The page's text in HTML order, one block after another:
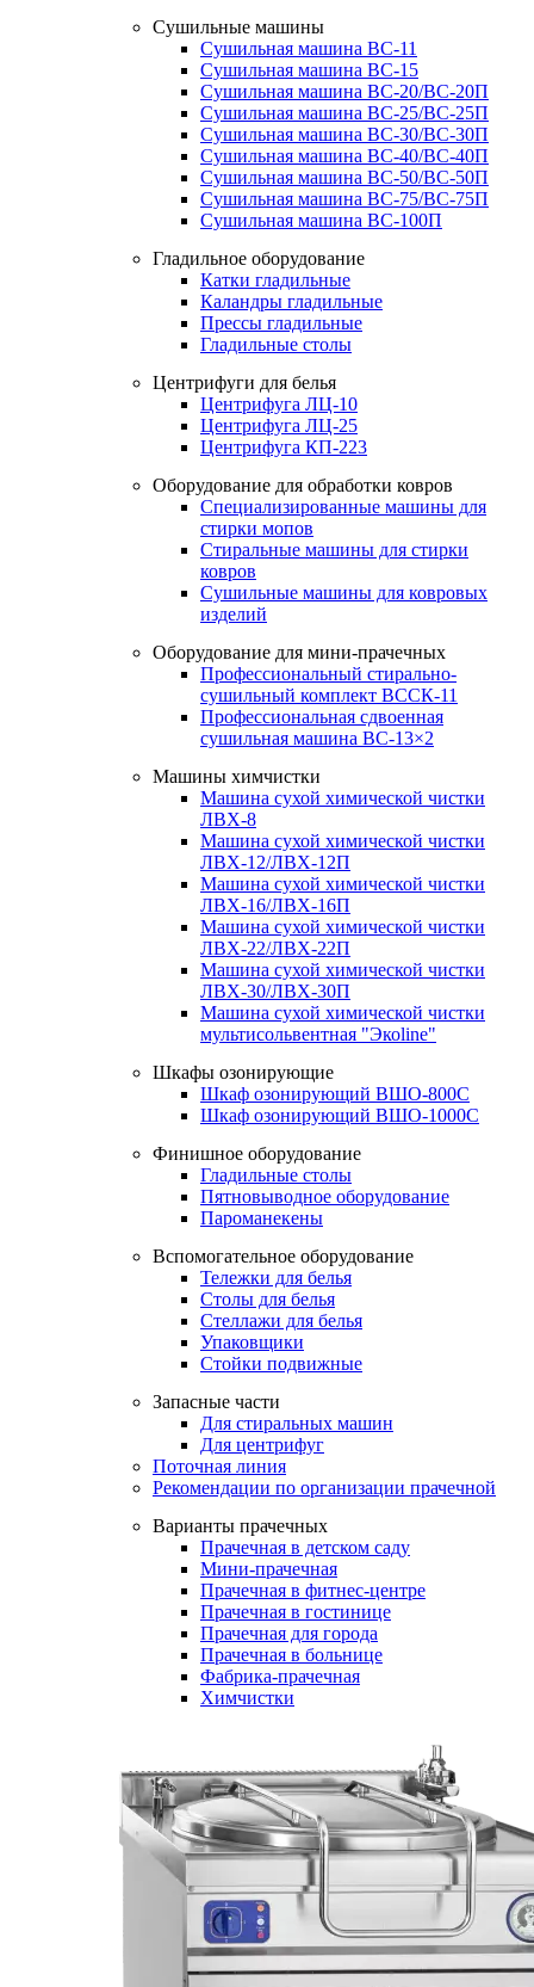
Сушильные машины
Сушильная машина ВС-11
Сушильная машина ВС-15
Сушильная машина ВС-20/ВС-20П
Сушильная машина ВС-25/ВС-25П
Сушильная машина ВС-30/ВС-30П
Сушильная машина ВС-40/ВС-40П
Сушильная машина ВС-50/ВС-50П
Сушильная машина ВС-75/ВС-75П
Сушильная машина ВС-100П
Гладильное оборудование
Катки гладильные
Каландры гладильные
Прессы гладильные
Гладильные столы
Центрифуги для белья
Центрифуга ЛЦ-10
Центрифуга ЛЦ-25
Центрифуга КП-223
Оборудование для обработки ковров
Специализированные машины для
стирки мопов
Стиральные машины для стирки
ковров
Сушильные машины для ковровых
изделий
Оборудование для мини-прачечных
Профессиональный стирально-
сушильный комплект ВССК-11
Профессиональная сдвоенная
сушильная машина ВС-13×2
Машины химчистки
Машина сухой химической чистки
ЛВХ-8
Машина сухой химической чистки
ЛВХ-12/ЛВХ-12П
Машина сухой химической чистки
ЛВХ-16/ЛВХ-16П
Машина сухой химической чистки
ЛВХ-22/ЛВХ-22П
Машина сухой химической чистки
ЛВХ-30/ЛВХ-30П
Машина сухой химической чистки
мультисольвентная "Экоline"
Шкафы озонирующие
Шкаф озонирующий ВШО-800С
Шкаф озонирующий ВШО-1000С
Финишное оборудование
Гладильные столы
Пятновыводное оборудование
Пароманекены
Вспомогательное оборудование
Тележки для белья
Столы для белья
Стеллажи для белья
Упаковщики
Стойки подвижные
Запасные части
Для стиральных машин
Для центрифуг
Поточная линия
Рекомендации по организации прачечной
Варианты прачечных
Прачечная в детском саду
Мини-прачечная
Прачечная в фитнес-центре
Прачечная в гостинице
Прачечная для города
Прачечная в больнице
Фабрика-прачечная
Химчистки